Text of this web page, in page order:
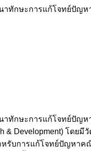
าทักษะการแก้โจทย์ปั
าทักษะการแก้โจทย์ปั
Development) โดย
หรับการแก้โจทย์ปัญหา